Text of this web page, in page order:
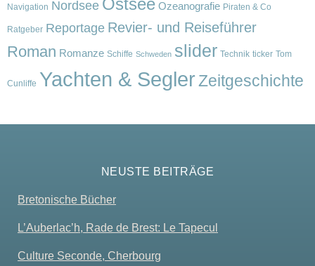
Navigation Nordsee Ostsee Ozeanografie Piraten & Co
Ratgeber Reportage Revier- und Reiseführer
Roman Romanze Schiffe Schweden slider Technik ticker Tom
Cunliffe Yachten & SeglerZeitgeschichte
NEUSTE BEITRÄGE
Bretonische Bücher
L’Auberlac’h, Rade de Brest: Le Tapecul
Culture Seconde, Cherbourg